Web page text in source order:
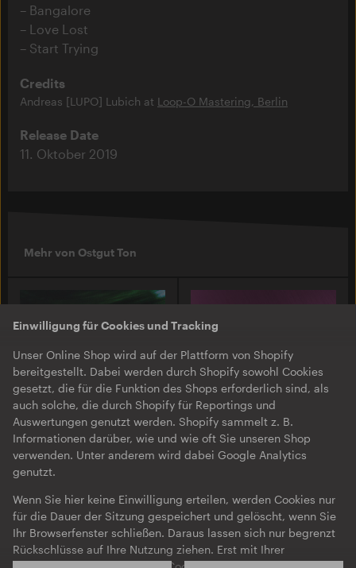
Einwilligung für Cookies und Tracking
Unser Online Shop wird auf der Plattform von Shopify
bereitgestellt. Dabei werden durch Shopify sowohl Cookies
gesetzt, die für die Funktion des Shops erforderlich sind, als
auch solche, die durch Shopify für Reportings und
Auswertungen genutzt werden. Shopify sammelt z. B.
Informationen darüber, wie und wie oft Sie unseren Shop
verwenden. Unter anderem wird dabei Google Analytics
genutzt.
Wenn Sie hier keine Einwilligung erteilen, werden Cookies nur
für die Dauer der Sitzung gespeichert und gelöscht, wenn Sie
Ihr Browserfenster schließen. Daraus lassen sich nur begrenzt
Rückschlüsse auf Ihre Nutzung ziehen. Erst mit Ihrer
Bangalore
Love Lost
Start Trying
Credits
Andreas [LUPO] Lubich at Loop-O Mastering, Berlin
Release Date
11. Oktober 2019
Mehr von Ostgut Ton
O-TON 131
| Paired Works
EP·Download
O-TON 130
Inox Traxx | Love Letter
Edition